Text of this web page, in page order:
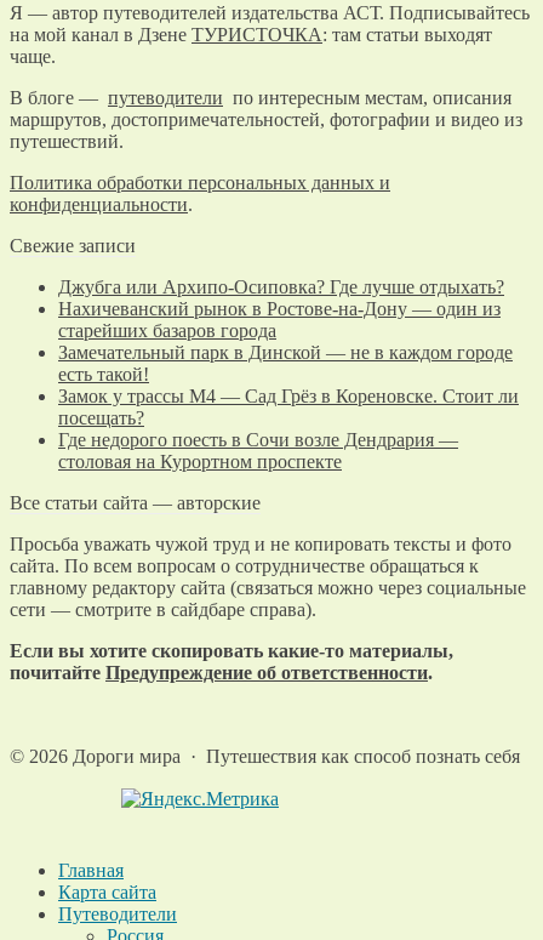
Я — автор путеводителей издательства АСТ. Подписывайтесь
на мой канал в Дзене ТУРИСТОЧКА: там статьи выходят
чаще.
В блоге — путеводители по интересным местам, описания
маршрутов, достопримечательностей, фотографии и видео из
путешествий.
Политика обработки персональных данных и
конфиденциальности.
Свежие записи
Джубга или Архипо-Осиповка? Где лучше отдыхать?
Нахичеванский рынок в Ростове-на-Дону — один из
старейших базаров города
Замечательный парк в Динской — не в каждом городе
есть такой!
Замок у трассы М4 — Сад Грёз в Кореновске. Стоит ли
посещать?
Где недорого поесть в Сочи возле Дендрария —
столовая на Курортном проспекте
Все статьи сайта — авторские
Просьба уважать чужой труд и не копировать тексты и фото
сайта. По всем вопросам о сотрудничестве обращаться к
главному редактору сайта (связаться можно через социальные
сети — смотрите в сайдбаре справа).
Если вы хотите скопировать какие-то материалы,
почитайте Предупреждение об ответственности.
© 2026 Дороги мира · Путешествия как способ познать себя
Главная
Карта сайта
Путеводители
Россия